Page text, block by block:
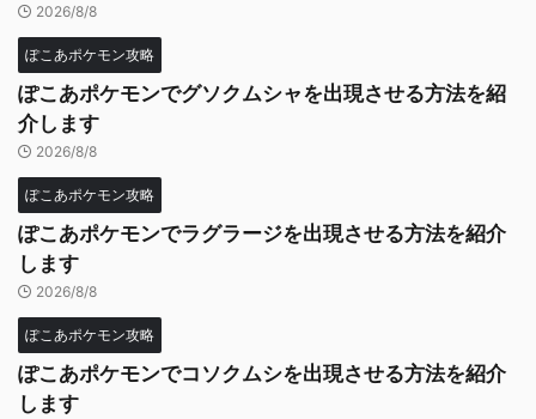
2026/8/8
ぽこあポケモン攻略
ぽこあポケモンでグソクムシャを出現させる方法を紹
介します
2026/8/8
ぽこあポケモン攻略
ぽこあポケモンでラグラージを出現させる方法を紹介
します
2026/8/8
ぽこあポケモン攻略
ぽこあポケモンでコソクムシを出現させる方法を紹介
します